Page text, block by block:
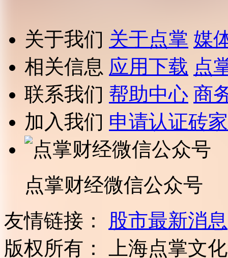
关于我们 关于点掌 媒
相关信息 应用下载 点
联系我们 帮助中心 商
加入我们 申请认证砖家
点掌财经微信公众号
友情链接：
股市最新消息
版权所有：
上海点掌文